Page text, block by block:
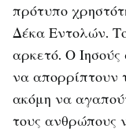
πρότυπο
Δέκα Εντολών.
αρκετό. Ο
να απορρίπτουν
ακόμη να
τους ανθρώπους